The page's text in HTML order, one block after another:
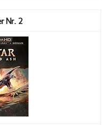
2